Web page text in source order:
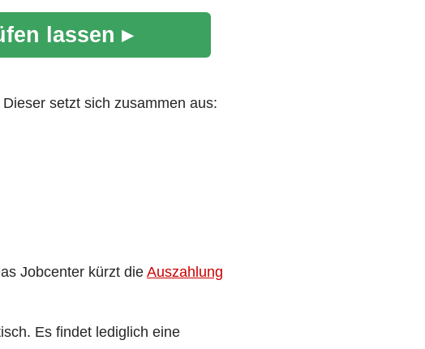
lassen ▸
setzt sich zusammen aus:
Jobcenter kürzt dieAuszahlung
Es findet lediglich eine